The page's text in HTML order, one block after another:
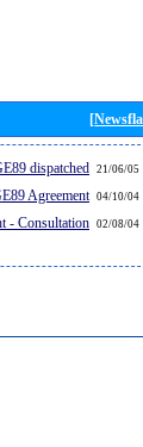
21/06/05
dispatched...
04/10/04
Agreement
02/08/04
- Consultation